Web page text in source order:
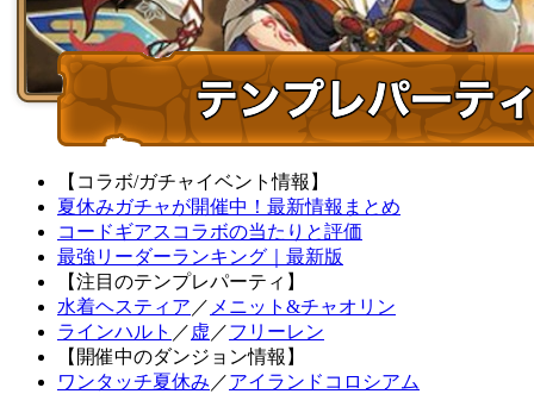
【コラボ/ガチャイベント情報】
夏休みガチャが開催中！最新情報まとめ
コードギアスコラボの当たりと評価
最強リーダーランキング｜最新版
【注目のテンプレパーティ】
水着ヘスティア ／ メニット&チャオリン
ラインハルト ／ 虚 ／フリーレン
【開催中のダンジョン情報】
ワンタッチ夏休み ／アイランドコロシアム